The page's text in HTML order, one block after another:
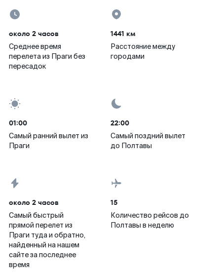
около 2 часов
Среднее время
перелета из Праги без
пересадок
1441 км
Расстояние между
городами
01:00
Самый ранний вылет из
Праги
22:00
Самый поздний вылет
до Полтавы
около 2 часов
Самый быстрый
прямой перелет из
Праги туда и обратно,
найденный на нашем
сайте за последнее
время
15
Количество рейсов до
Полтавы в неделю